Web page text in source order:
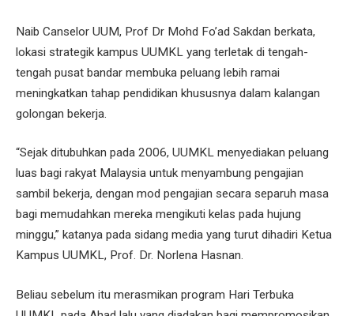
Naib Canselor UUM, Prof Dr Mohd Fo’ad Sakdan berkata,
lokasi strategik kampus UUMKL yang terletak di tengah-
tengah pusat bandar membuka peluang lebih ramai
meningkatkan tahap pendidikan khususnya dalam kalangan
golongan bekerja.
“Sejak ditubuhkan pada 2006, UUMKL menyediakan peluang
luas bagi rakyat Malaysia untuk menyambung pengajian
sambil bekerja, dengan mod pengajian secara separuh masa
bagi memudahkan mereka mengikuti kelas pada hujung
minggu,” katanya pada sidang media yang turut dihadiri Ketua
Kampus UUMKL, Prof. Dr. Norlena Hasnan.
Beliau sebelum itu merasmikan program Hari Terbuka